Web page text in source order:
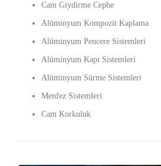
Cam Giydirme Cephe
Alüminyum Kompozit Kaplama
Alüminyum Pencere Sistemleri
Alüminyum Kapı Sistemleri
Alüminyum Sürme Sistemleri
Menfez Sistemleri
Cam Korkuluk